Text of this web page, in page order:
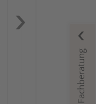
Fachberatung